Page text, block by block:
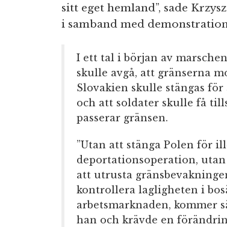
sitt eget hemland”, sade
i samband med
I ett tal i början av
skulle avgå, att gränserna
Slovakien skulle stängas
och att soldater skulle få
passerar gränsen.
”Utan att stänga Polen för
deportationsoperation,
att utrusta
kontrollera lagligheten i
arbetsmarknaden, kommer
han och krävde en